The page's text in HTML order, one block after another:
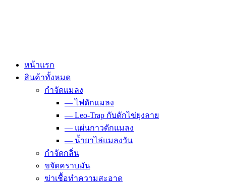
หน้าแรก
สินค้าทั้งหมด
กำจัดแมลง
— ไฟดักแมลง
— Leo-Trap กับดักไข่ยุงลาย
— แผ่นกาวดักแมลง
— น้ำยาไล่แมลงวัน
กำจัดกลิ่น
ขจัดคราบมัน
ฆ่าเชื้อทำความสะอาด